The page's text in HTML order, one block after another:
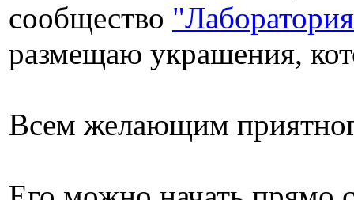
сообщество
размещаю украшения,
Всем желающим